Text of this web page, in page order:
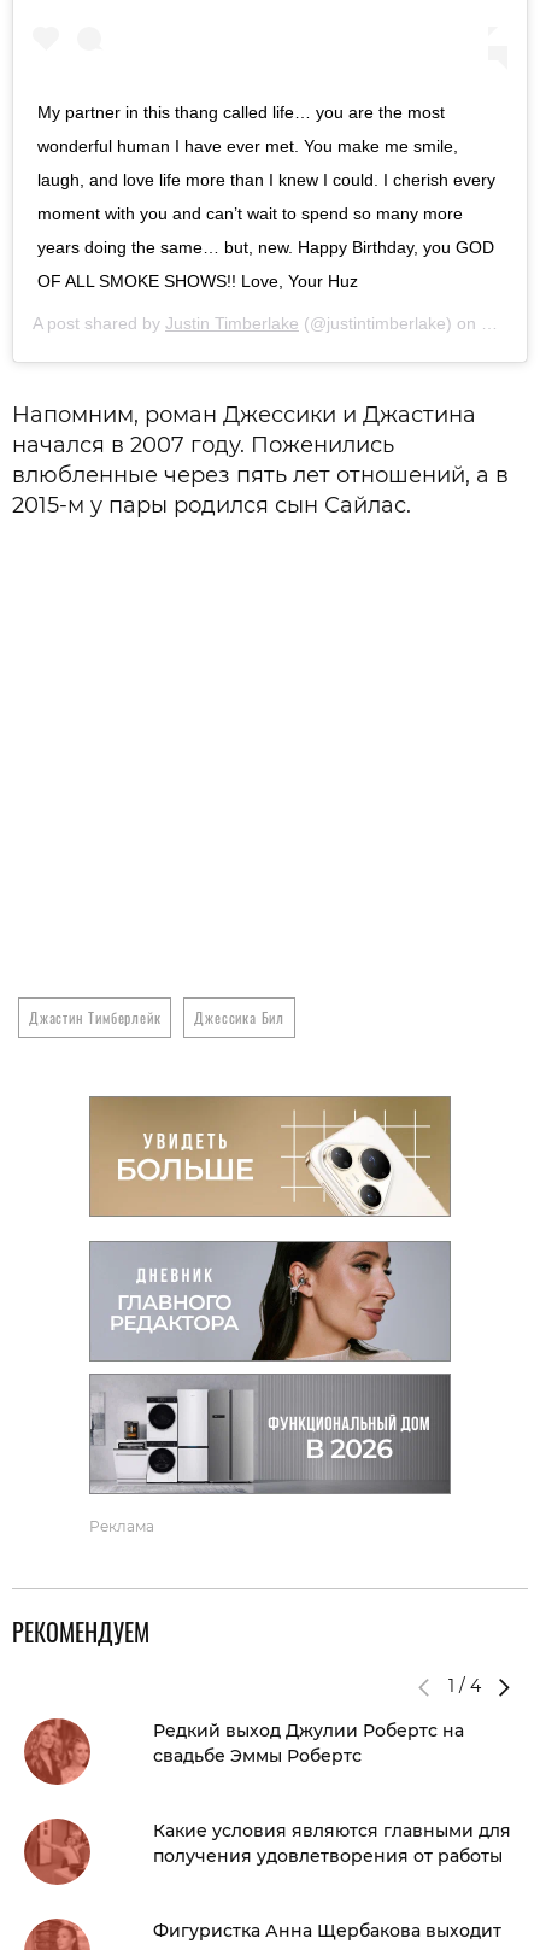
My partner in this thang called life… you are the most
wonderful human I have ever met. You make me smile,
laugh, and love life more than I knew I could. I cherish every
moment with you and can’t wait to spend so many more
years doing the same… but, new. Happy Birthday, you GOD
OF ALL SMOKE SHOWS!! Love, Your Huz
A post shared by Justin Timberlake (@justintimberlake) on
Напомним, роман Джессики и Джастина
начался в 2007 году. Поженились
влюбленные через пять лет отношений, а в
2015-м у пары родился сын Сайлас.
Джастин Тимберлейк Джессика Бил
Реклама
РЕКОМЕНДУЕМ
1 / 4
Редкий выход Джулии Робертс на
свадьбе Эммы Робертс
Какие условия являются главными для
получения удовлетворения от работы
Фигуристка Анна Щербакова выходит